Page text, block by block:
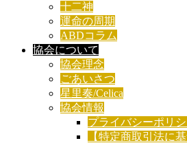
十二神
運命の周期
ABDコラム
協会について
協会理念
ごあいさつ
星里奏/Celica
協会情報
プライバシーポリ
【特定商取引法に